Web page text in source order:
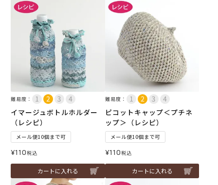
難易度：
イマージュボトルホルダー
（レシピ）
メール便10個まで可
¥110税込
カートに入れる
難易度：
ピコットキャップ＜プチネ
ップ＞（レシピ）
メール便10個まで可
¥110税込
カートに入れる